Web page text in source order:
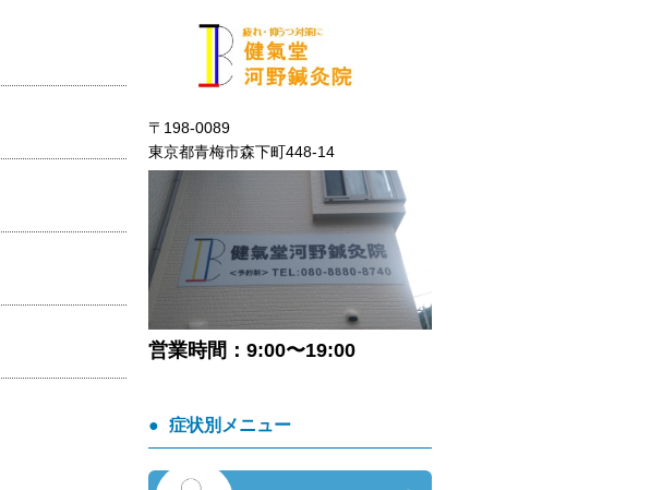
〒198-0089
東京都青梅市森下町448-14
営業時間：9:00〜19:00
症状別メニュー